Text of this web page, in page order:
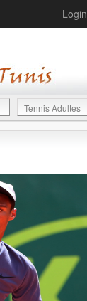
Login
Tennis Adultes